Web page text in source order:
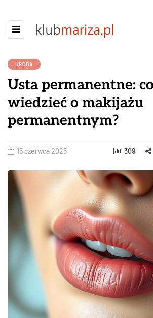
URODA
Usta permanentne:
wiedzieć o makijażu
permanentnym?
15 czerwca 2025 309